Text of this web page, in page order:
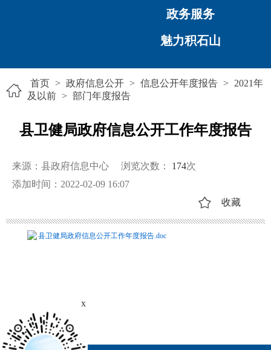
政务服务
魅力积石山
首页 > 政府信息公开 > 信息公开年度报告 > 2021年
及以前 > 部门年度报告
县卫健局政府信息公开工作年度报告
来源：县政府信息中心 浏览次数： 174次
添加时间：2022-02-09 16:07
收藏
县卫健局政府信息公开工作年度报告.doc
x